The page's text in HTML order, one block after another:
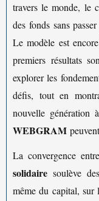
travers le monde, le
des fonds sans
Le modèle est
premiers résultats
explorer les
défis, tout en
nouvelle génération
WEBGRAM
La convergence entre
solidaire soulève
même du capital, sur